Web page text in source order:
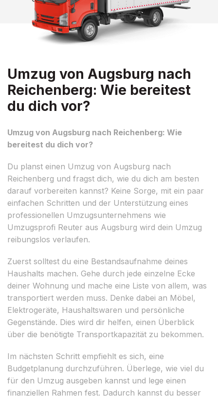
Umzug von Augsburg nach
Reichenberg: Wie bereitest
du dich vor?
Umzug von Augsburg nach Reichenberg: Wie
bereitest du dich vor?
Du planst einen Umzug von Augsburg nach
Reichenberg und fragst dich, wie du dich am besten
darauf vorbereiten kannst? Keine Sorge, mit ein paar
einfachen Schritten und der Unterstützung eines
professionellen Umzugsunternehmens wie
Umzugsprofi Reuter aus Augsburg wird dein Umzug
reibungslos verlaufen.
Zuerst solltest du eine Bestandsaufnahme deines
Haushalts machen. Gehe durch jede einzelne Ecke
deiner Wohnung und mache eine Liste von allem, was
transportiert werden muss. Denke dabei an Möbel,
Elektrogeräte, Haushaltswaren und persönliche
Gegenstände. Dies wird dir helfen, einen Überblick
über die benötigte Transportkapazität zu bekommen.
Im nächsten Schritt empfiehlt es sich, eine
Budgetplanung durchzuführen. Überlege, wie viel du
für den Umzug ausgeben kannst und lege einen
finanziellen Rahmen fest. Dadurch kannst du besser